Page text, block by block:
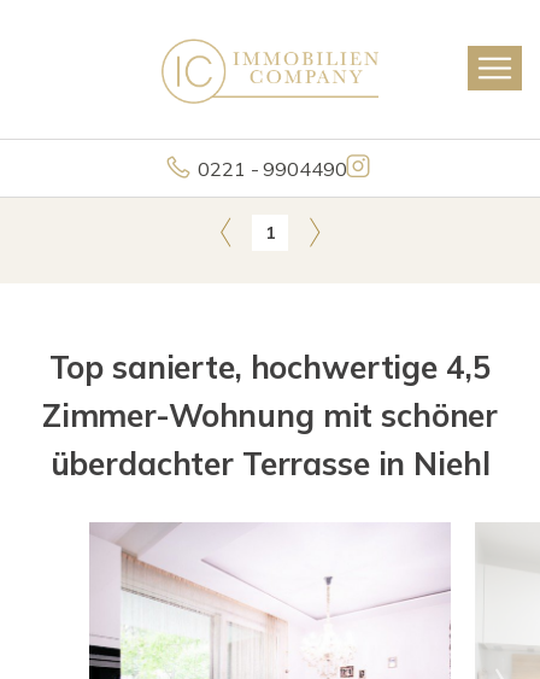
0221 - 9904490
1
Top sanierte, hochwertige 4,5
Zimmer-Wohnung mit schöner
überdachter Terrasse in Niehl